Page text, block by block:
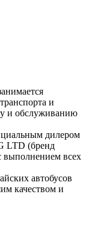
и
и обслуживанию
дилером
LTD (бренд
всех
автобусов
качеством и